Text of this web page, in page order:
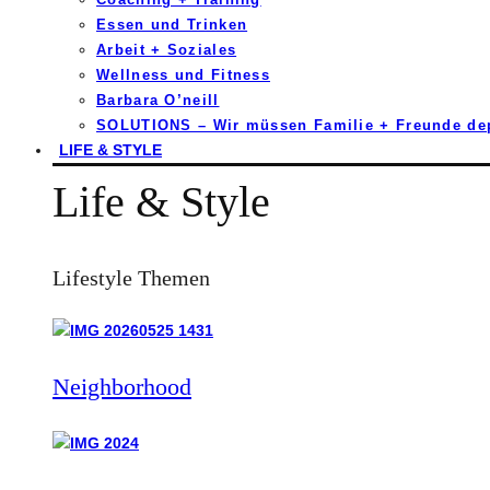
Essen und Trinken
Arbeit + Soziales
Wellness und Fitness
Barbara O’neill
SOLUTIONS – Wir müssen Familie + Freunde
LIFE & STYLE
Life & Style
Lifestyle Themen
Neighborhood